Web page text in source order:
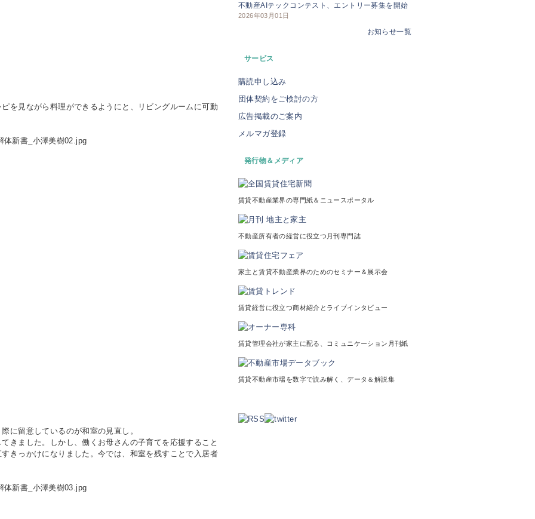
を見ながら料理ができるようにと、リビングルームに可動
に留意しているのが和室の見直し。
きました。しかし、働くお母さんの子育てを応援すること
きっかけになりました。今では、和室を残すことで入居者
不動産AIテックコンテスト、エントリー募集を開始
2026年03月01日
お知らせ一覧
サービス
購読申し込み
団体契約をご検討の方
広告掲載のご案内
メルマガ登録
発行物＆メディア
賃貸不動産業界の専門紙＆ニュースポータル
不動産所有者の経営に役立つ月刊専門誌
家主と賃貸不動産業界のためのセミナー＆展示会
賃貸経営に役立つ商材紹介とライブインタビュー
賃貸管理会社が家主に配る、コミュニケーション月刊紙
賃貸不動産市場を数字で読み解く、データ＆解説集